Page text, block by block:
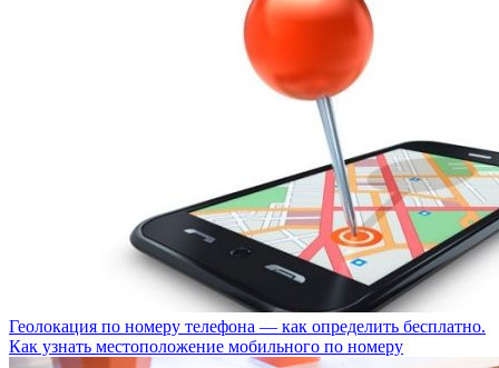
Геолокация по номеру телефона — как определить бесплатно.
Как узнать местоположение мобильного по номеру